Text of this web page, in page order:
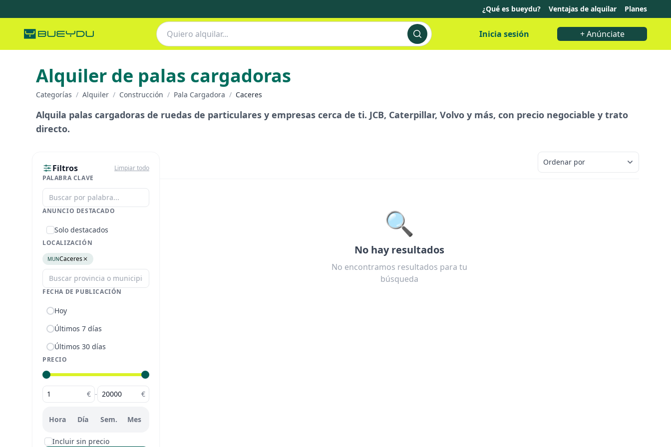
¿Qué es bueydu? Ventajas de alquilar Planes
Inicia sesión + Anúnciate
Alquiler de palas cargadoras
Categorías / Alquiler / Construcción / Pala Cargadora / Caceres
Alquila palas cargadoras de ruedas de particulares y empresas cerca de ti. JCB, Caterpillar, Volvo y más, con precio negociable y trato
directo.
Filtros
Limpiar todo
PALABRA CLAVE
ANUNCIO DESTACADO
Solo destacados
LOCALIZACIÓN
MUNCaceres
FECHA DE PUBLICACIÓN
Hoy
Últimos 7 días
Últimos 30 días
PRECIO
€ - €
Hora Día Sem. Mes
Incluir sin precio
🔍
No hay resultados
No encontramos resultados para tu
búsqueda